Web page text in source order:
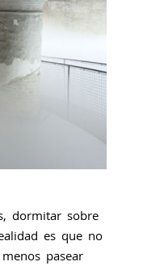
dormitar sobre
es que no
pasear